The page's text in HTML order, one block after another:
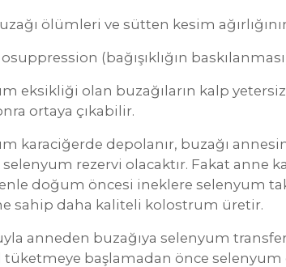
ölümleri ve sütten kesim
(bağışıklığın
eksikliği olan buzağıların kalp
ortaya çıkabilir.
karaciğerde depolanır, buzağı
selenyum rezervi olacaktır. Fakat anne
doğum öncesi ineklere selenyum
sahip daha kaliteli kolostrum üretir.
anneden buzağıya selenyum
tüketmeye başlamadan önce